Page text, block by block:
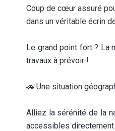
Coup de cœur assuré
dans un véritable écrin
Le grand point fort ? La
travaux à prévoir !
🚗 Une situation
Alliez la sérénité de la
accessibles